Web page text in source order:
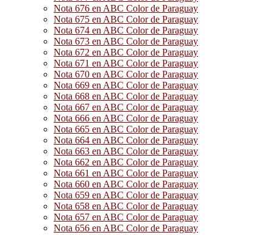
Nota 676 en ABC Color de Paraguay
Nota 675 en ABC Color de Paraguay
Nota 674 en ABC Color de Paraguay
Nota 673 en ABC Color de Paraguay
Nota 672 en ABC Color de Paraguay
Nota 671 en ABC Color de Paraguay
Nota 670 en ABC Color de Paraguay
Nota 669 en ABC Color de Paraguay
Nota 668 en ABC Color de Paraguay
Nota 667 en ABC Color de Paraguay
Nota 666 en ABC Color de Paraguay
Nota 665 en ABC Color de Paraguay
Nota 664 en ABC Color de Paraguay
Nota 663 en ABC Color de Paraguay
Nota 662 en ABC Color de Paraguay
Nota 661 en ABC Color de Paraguay
Nota 660 en ABC Color de Paraguay
Nota 659 en ABC Color de Paraguay
Nota 658 en ABC Color de Paraguay
Nota 657 en ABC Color de Paraguay
Nota 656 en ABC Color de Paraguay